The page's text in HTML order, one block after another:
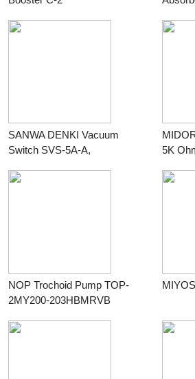
SANWA DENKI Vacuum
Switch SVS-5A-A,
G3/8, ZDC2
5K
NOP Trochoid Pump TOP-
2MY200-203HBMRVB